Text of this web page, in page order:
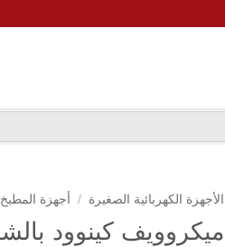
الأجهزة الكهربائية الصغيرة / أجهزة المطبخ